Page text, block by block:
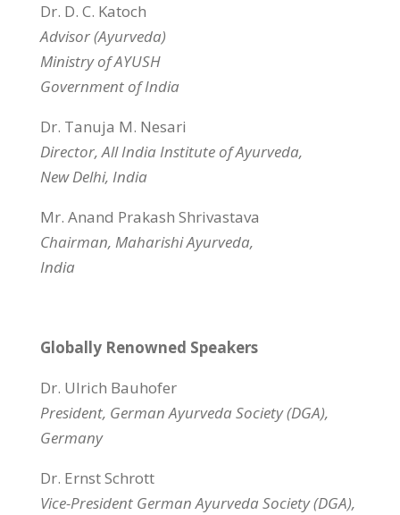
Dr. D. C. Katoch
Advisor (Ayurveda)
Ministry of AYUSH
Government of India
Dr. Tanuja M. Nesari
Director, All India Institute of Ayurveda,
New Delhi, India
Mr. Anand Prakash Shrivastava
Chairman, Maharishi Ayurveda,
India
Globally Renowned Speakers
Dr. Ulrich Bauhofer
President, German Ayurveda Society (DGA),
Germany
Dr. Ernst Schrott
Vice-President German Ayurveda Society (DGA),